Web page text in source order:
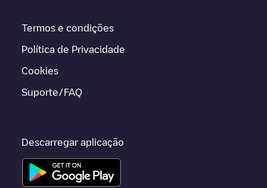
Termos e condições
Política de Privacidade
Cookies
Suporte/FAQ
Descarregar aplicação